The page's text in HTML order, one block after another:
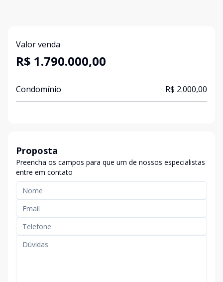
Valor venda
R$ 1.790.000,00
Condomínio R$ 2.000,00
Proposta
Preencha os campos para que um de nossos especialistas
entre em contato